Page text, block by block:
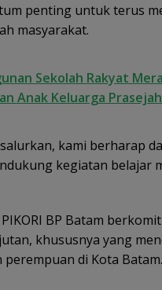
penting untuk terus
masyarakat.
Sekolah Rakyat
Anak Keluarga
kami berharap
kegiatan belajar
BP Batam
khususnya yang
di Kota Batam.